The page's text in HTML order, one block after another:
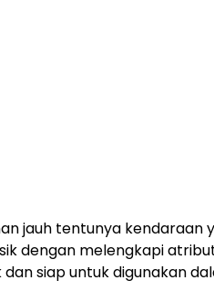
jauh tentunya kendaraan
dengan melengkapi
dan siap untuk digunakan